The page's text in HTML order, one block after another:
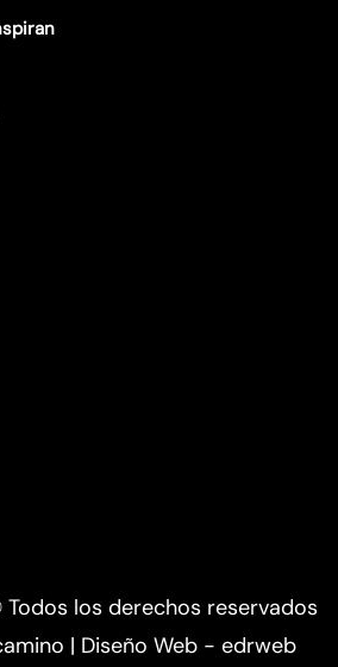
Todos los derechos reservados
| Diseño Web - edrweb